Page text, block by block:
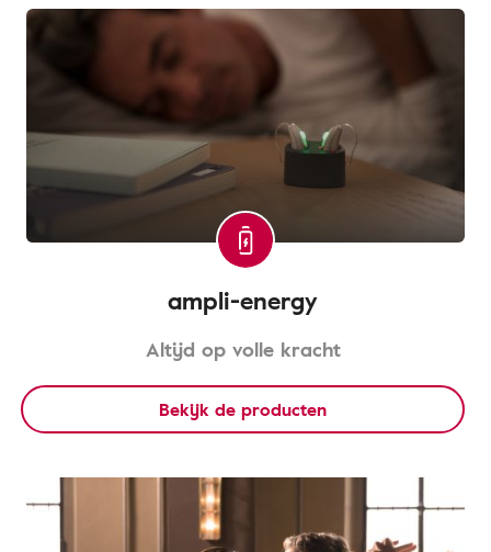
ampli-energy
Altijd op volle kracht
Bekijk de producten